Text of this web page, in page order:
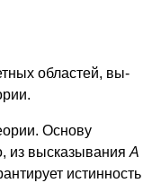
областей, вы­
Основу
из высказывания А
истинность